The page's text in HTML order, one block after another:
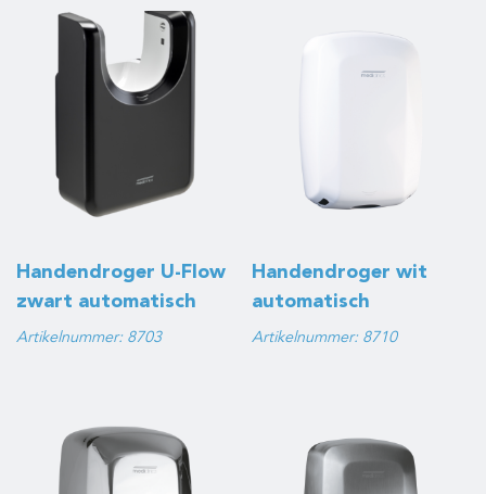
Handendroger U-Flow
zwart automatisch
Artikelnummer: 8703
Handendroger wit
automatisch
Artikelnummer: 8710